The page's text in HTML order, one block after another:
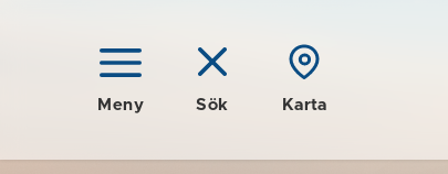
Meny Sök Karta